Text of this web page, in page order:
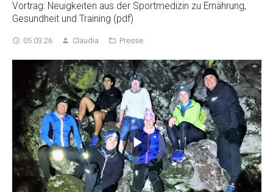
Vortrag: Neuigkeiten aus der Sportmedizin zu Ernährung,
Gesundheit und Training (pdf)
access_time 05.03.26 person Claudia folder_open Presse